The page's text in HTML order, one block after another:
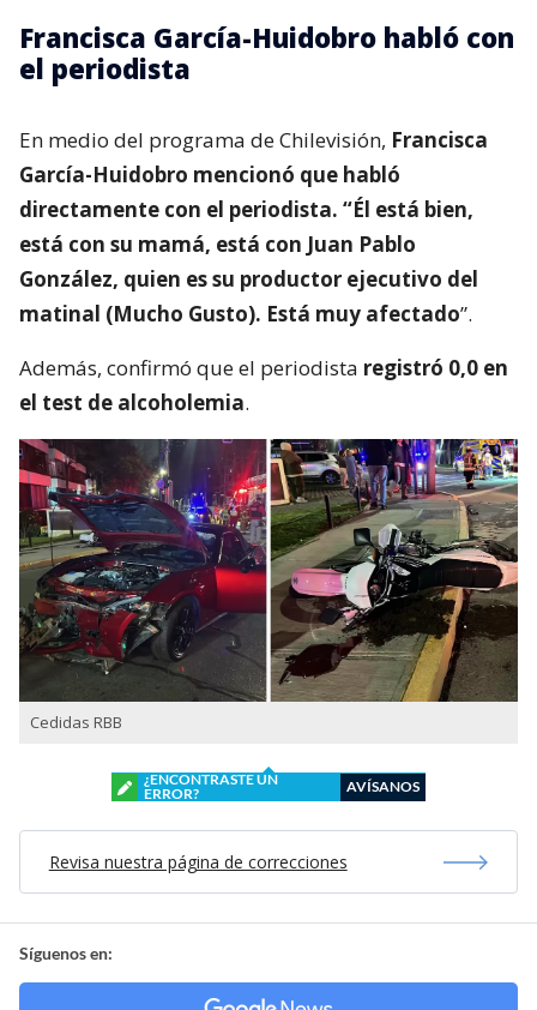
Francisca García-Huidobro habló con
el periodista
En medio del programa de Chilevisión, Francisca
García-Huidobro mencionó que habló
directamente con el periodista. “Él está bien,
está con su mamá, está con Juan Pablo
González, quien es su productor ejecutivo del
matinal (Mucho Gusto). Está muy afectado”.
Además, confirmó que el periodista registró 0,0 en
el test de alcoholemia.
Cedidas RBB
¿ENCONTRASTE UN
ERROR?
AVÍSANOS
Revisa nuestra página de correcciones
Síguenos en: